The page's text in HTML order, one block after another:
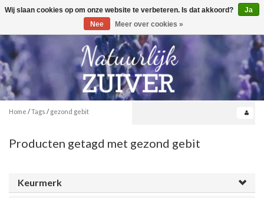
Toggle
0
Home /Tags / gezond gebit
Producten getagd met gezond gebit
Keurmerk
Wij slaan cookies op om onze website te verbeteren. Is dat akkoord?
Ja
Nee
Meer over cookies »